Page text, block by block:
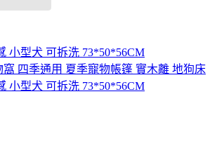
小型犬 可拆洗 73*50*56CM
窩 四季通用 夏季寵物帳篷 實木離 地狗床
小型犬 可拆洗 73*50*56CM